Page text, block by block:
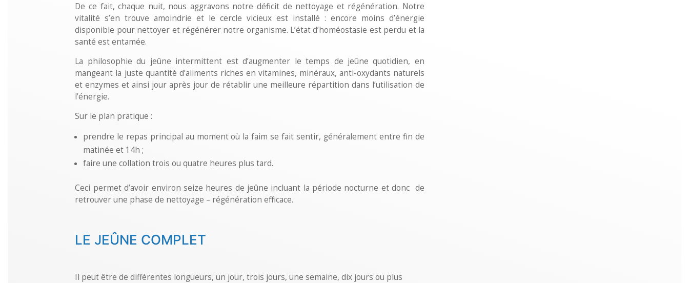
De ce fait, chaque nuit, nous aggravons notre déficit de nettoyage et régénération. Notre
vitalité s’en trouve amoindrie et le cercle vicieux est installé : encore moins d’énergie
disponible pour nettoyer et régénérer notre organisme. L’état d’homéostasie est perdu et la
santé est entamée.
La philosophie du jeûne intermittent est d’augmenter le temps de jeûne quotidien, en
mangeant la juste quantité d’aliments riches en vitamines, minéraux, anti-oxydants naturels
et enzymes et ainsi jour après jour de rétablir une meilleure répartition dans l’utilisation de
l’énergie.
Sur le plan pratique :
prendre le repas principal au moment où la faim se fait sentir, généralement entre fin de
matinée et 14h ;
faire une collation trois ou quatre heures plus tard.
Ceci permet d’avoir environ seize heures de jeûne incluant la période nocturne et donc de
retrouver une phase de nettoyage – régénération efficace.
LE JEÛNE COMPLET
Il peut être de différentes longueurs, un jour, trois jours, une semaine, dix jours ou plus